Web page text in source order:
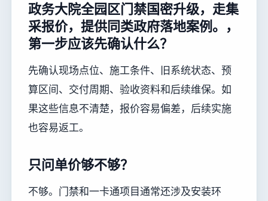
政务大院全园区门禁国密升级，走集
采报价，提供同类政府落地案例。，
第一步应该先确认什么？
先确认现场点位、施工条件、旧系统状态、预
算区间、交付周期、验收资料和后续维保。如
果这些信息不清楚，报价容易偏差，后续实施
也容易返工。
只问单价够不够？
不够。门禁和一卡通项目通常还涉及安装环